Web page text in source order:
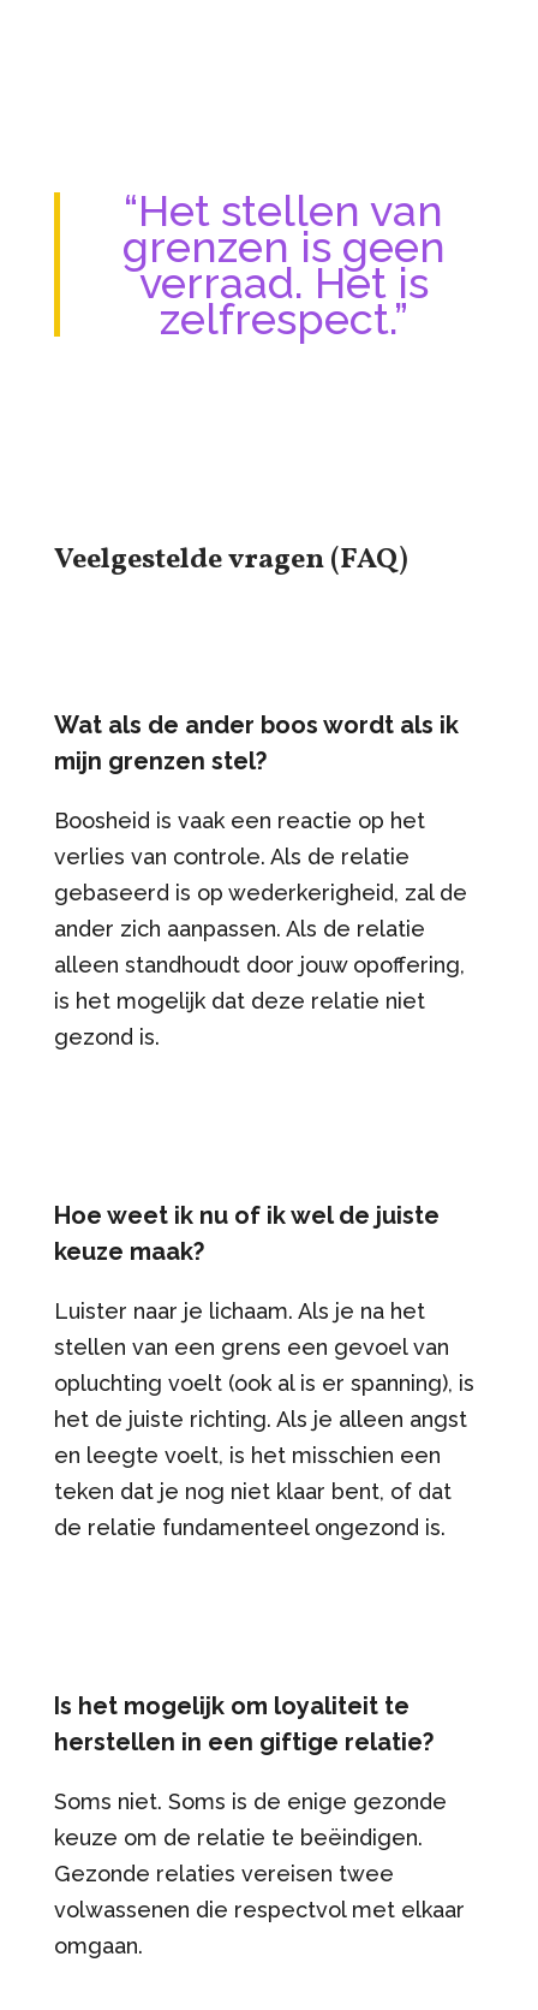
“Het stellen van
grenzen is geen
verraad. Het is
zelfrespect.”
Veelgestelde vragen (FAQ)
Wat als de ander boos wordt als ik
mijn grenzen stel?
Boosheid is vaak een reactie op het
verlies van controle. Als de relatie
gebaseerd is op wederkerigheid, zal de
ander zich aanpassen. Als de relatie
alleen standhoudt door jouw opoffering,
is het mogelijk dat deze relatie niet
gezond is.
Hoe weet ik nu of ik wel de juiste
keuze maak?
Luister naar je lichaam. Als je na het
stellen van een grens een gevoel van
opluchting voelt (ook al is er spanning), is
het de juiste richting. Als je alleen angst
en leegte voelt, is het misschien een
teken dat je nog niet klaar bent, of dat
de relatie fundamenteel ongezond is.
Is het mogelijk om loyaliteit te
herstellen in een giftige relatie?
Soms niet. Soms is de enige gezonde
keuze om de relatie te beëindigen.
Gezonde relaties vereisen twee
volwassenen die respectvol met elkaar
omgaan.